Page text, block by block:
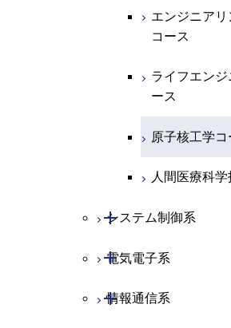
エネルギー・
エンジニア
コース
ライフエンジ
ース
原子核工学コ
人間医療科
システム制御系
開閉
システム制御
エンジニアリ
電気電子系
開閉
電気電子コー
情報通信系
開閉